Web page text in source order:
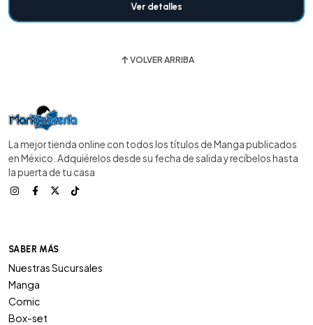
Ver detalles
VOLVER ARRIBA
La mejor tienda online con todos los títulos de Manga publicados
en México. Adquiérelos desde su fecha de salida y recíbelos hasta
la puerta de tu casa
SABER MÁS
Nuestras Sucursales
Manga
Comic
Box-set